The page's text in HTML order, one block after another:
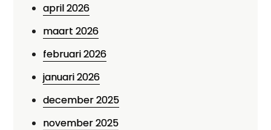
april 2026
maart 2026
februari 2026
januari 2026
december 2025
november 2025